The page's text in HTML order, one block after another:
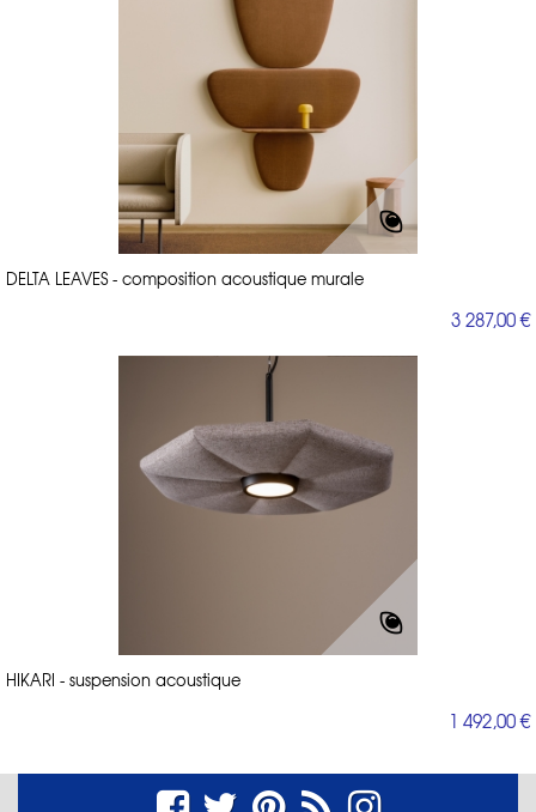
DELTA LEAVES - composition acoustique murale
3 287,00 €
HIKARI - suspension acoustique
1 492,00 €